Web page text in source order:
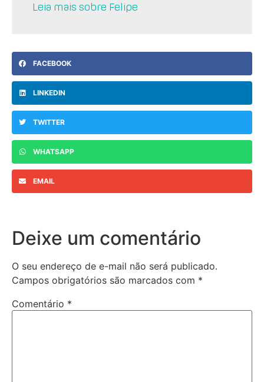
Leia mais sobre Felipe
FACEBOOK
LINKEDIN
TWITTER
WHATSAPP
EMAIL
Deixe um comentário
O seu endereço de e-mail não será publicado.
Campos obrigatórios são marcados com *
Comentário *